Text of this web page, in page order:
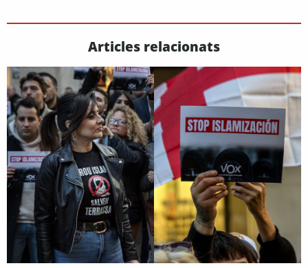
Articles relacionats